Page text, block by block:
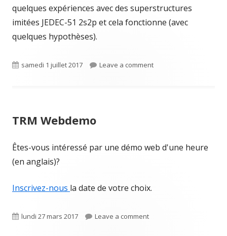
quelques expériences avec des superstructures
imitées JEDEC-51 2s2p et cela fonctionne (avec
quelques hypothèses).
Published
samedi 1 juillet 2017 Leave a commenton TRM a-t-il besoin de
TRM Webdemo
Êtes-vous intéressé par une démo web d'une heure
(en anglais)?
Inscrivez-nous la date de votre choix.
Published
lundi 27 mars 2017 Leave a commenton TRM Webdemo